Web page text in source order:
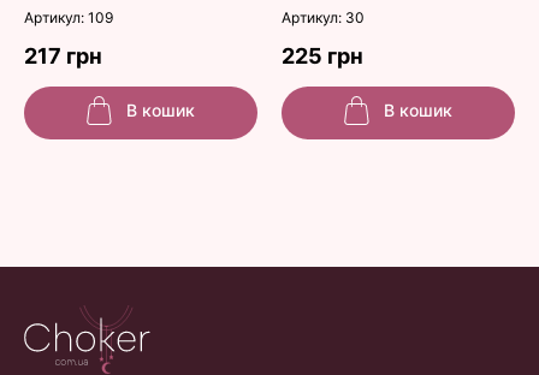
Артикул: 109 Артикул: 30
217 грн 225 грн
В кошик В кошик